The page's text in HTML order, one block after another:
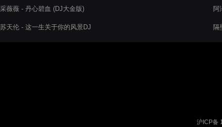
采薇薇 - 丹心碧血 (DJ大金版)
苏天伦 - 这一生关于你的风景DJ
阿
隔
沪ICP备